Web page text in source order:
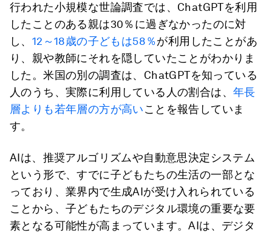
行われた小規模な世論調査では、ChatGPTを利用
したことのある親は30％に過ぎなかったのに対
し、 12～18歳の子どもは58％が利用したことがあ
り、親や教師にそれを隠していたことがわかりま
した。米国の別の調査は、ChatGPTを知っている
人のうち、実際に利用している人の割合は、 年長
層よりも若年層の方が高いことを報告していま
す。
AIは、推奨アルゴリズムや自動意思決定システム
という形で、すでに子どもたちの生活の一部とな
っており、業界内で生成AIが受け入れられている
ことから、子どもたちのデジタル環境の重要な要
素となる可能性が高まっています。AIは、デジタ